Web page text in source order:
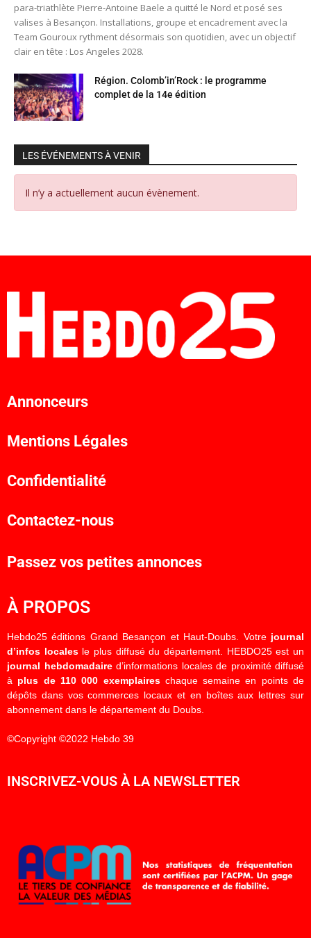
para-triathlète Pierre-Antoine Baele a quitté le Nord et posé ses
valises à Besançon. Installations, groupe et encadrement avec la
Team Gouroux rythment désormais son quotidien, avec un objectif
clair en tête : Los Angeles 2028.
Région. Colomb’in’Rock : le programme
complet de la 14e édition
LES ÉVÉNEMENTS À VENIR
Il n’y a actuellement aucun évènement.
Annonceurs
Mentions Légales
Confidentialité
Contactez-nous
Passez vos petites annonces
À PROPOS
Hebdo25 éditions Grand Besançon et Haut-Doubs. Votre journal
d’infos localesle plus diffusé du département. HEBDO25 est un
journal hebdomadaired’informations locales de proximité diffusé
à plus de 110 000 exemplaireschaque semaine en points de
dépôts dans vos commerces locaux et en boîtes aux lettres sur
abonnement dans le département du Doubs.
©Copyright ©2022 Hebdo 39
INSCRIVEZ-VOUS À LA NEWSLETTER